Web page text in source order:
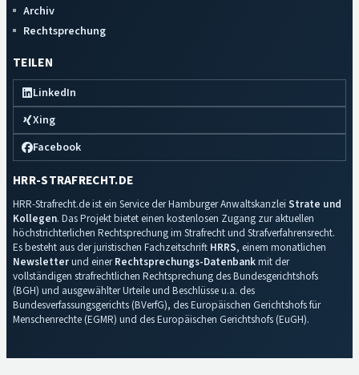
Archiv
Rechtsprechung
TEILEN
LinkedIn
Xing
Facebook
HRR-STRAFRECHT.DE
HRR-Strafrecht.de ist ein Service der Hamburger Anwaltskanzlei Strate und
Kollegen. Das Projekt bietet einen kostenlosen Zugang zur aktuellen
höchstrichterlichen Rechtsprechung im Strafrecht und Strafverfahrensrecht.
Es besteht aus der juristischen Fachzeitschrift HRRS, einem monatlichen
Newsletterund einerRechtsprechungs-Datenbankmit der
vollständigen strafrechtlichen Rechtsprechung des Bundesgerichtshofs
(BGH) und ausgewählter Urteile und Beschlüsse u.a. des
Bundesverfassungsgerichts (BVerfG), des Europäischen Gerichtshofs für
Menschenrechte (EGMR) und des Europäischen Gerichtshofs (EuGH).